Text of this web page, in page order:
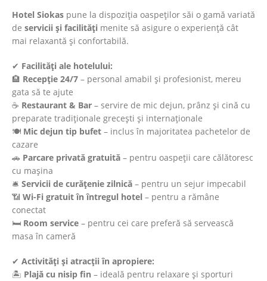
Hotel Siokas pune la dispoziția oaspeților săi o gamă variată
de servicii și facilități menite să asigure o experiență cât
mai relaxantă și confortabilă.
✔ Facilități ale hotelului:
🏨 Recepție 24/7 – personal amabil și profesionist, mereu
gata să te ajute
☕ Restaurant & Bar – servire de mic dejun, prânz și cină cu
preparate tradiționale grecești și internaționale
🍽 Mic dejun tip bufet – inclus în majoritatea pachetelor de
cazare
🚗 Parcare privată gratuită – pentru oaspeții care călătoresc
cu mașina
🛎 Servicii de curățenie zilnică – pentru un sejur impecabil
📶 Wi-Fi gratuit în întregul hotel – pentru a rămâne
conectat
🛏 Room service – pentru cei care preferă să servească
masa în cameră
✔ Activități și atracții în apropiere:
🏝 Plajă cu nisip fin – ideală pentru relaxare și sporturi